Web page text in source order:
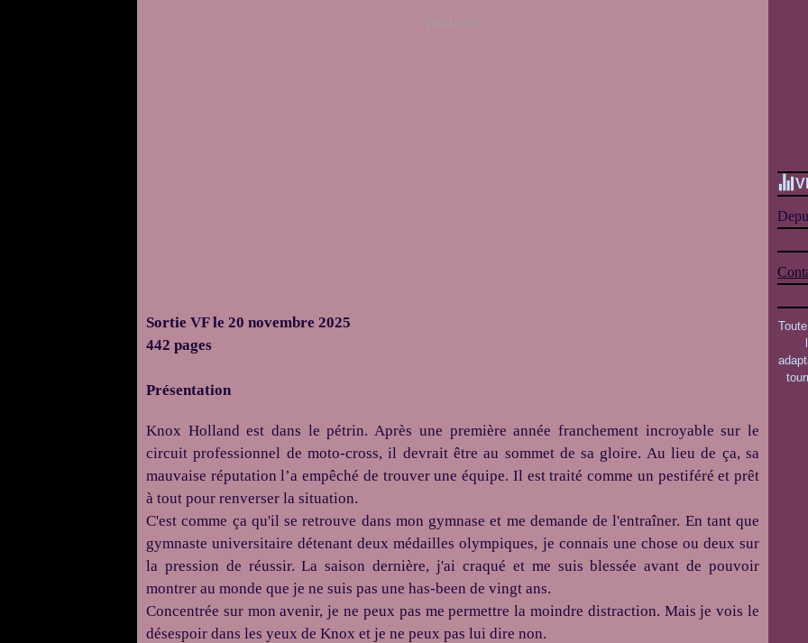
Publicité
Sortie VF le 20 novembre 2025
442 pages
Présentation
Knox Holland est dans le pétrin. Après une première année franchement incroyable sur le
circuit professionnel de moto-cross, il devrait être au sommet de sa gloire. Au lieu de ça, sa
mauvaise réputation l’a empêché de trouver une équipe. Il est traité comme un pestiféré et prêt
à tout pour renverser la situation.
C'est comme ça qu'il se retrouve dans mon gymnase et me demande de l'entraîner. En tant que
gymnaste universitaire détenant deux médailles olympiques, je connais une chose ou deux sur
la pression de réussir. La saison dernière, j'ai craqué et me suis blessée avant de pouvoir
montrer au monde que je ne suis pas une has-been de vingt ans.
Concentrée sur mon avenir, je ne peux pas me permettre la moindre distraction. Mais je vois le
désespoir dans les yeux de Knox et je ne peux pas lui dire non.